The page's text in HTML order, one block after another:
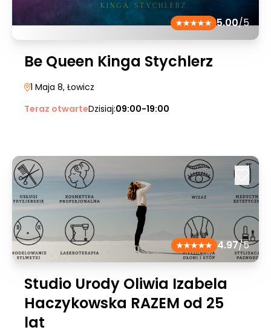
5.00/5
Be Queen Kinga Stychlerz
1 Maja 8, Łowicz
Teraz otwarteDzisiaj:09:00-19:00
4.97/5
Studio Urody Oliwia Izabela
Haczykowska RAZEM od 25
lat